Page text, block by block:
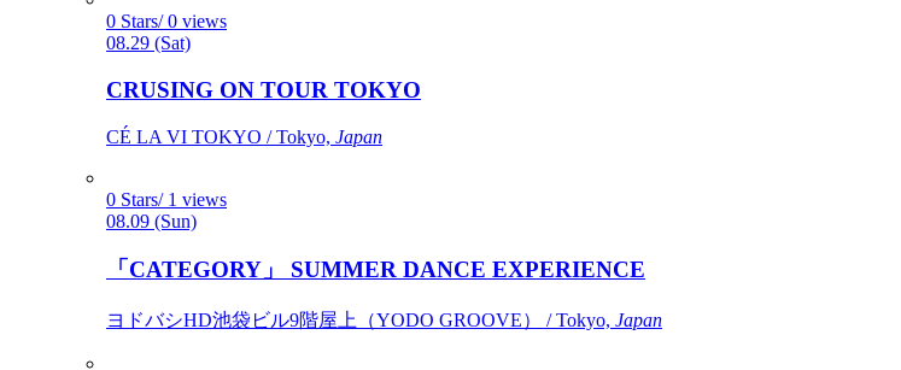
0 Stars/ 0 views
08.29 (Sat)
CRUSING ON TOUR TOKYO
CÉ LA VI TOKYO / Tokyo, Japan
0 Stars/ 1 views
08.09 (Sun)
「CATEGORY」 SUMMER DANCE EXPERIENCE
ヨドバシHD池袋ビル9階屋上（YODO GROOVE） / Tokyo, Japan